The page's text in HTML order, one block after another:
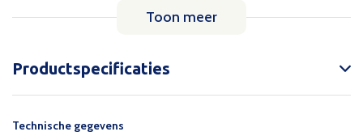
Toon meer
Productspecificaties
Technische gegevens